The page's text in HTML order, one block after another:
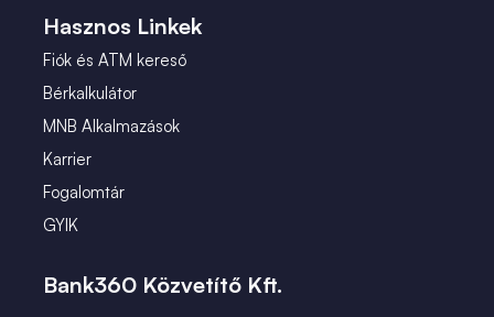
Hasznos Linkek
Fiók és ATM kereső
Bérkalkulátor
MNB Alkalmazások
Karrier
Fogalomtár
GYIK
Bank360 Közvetítő Kft.